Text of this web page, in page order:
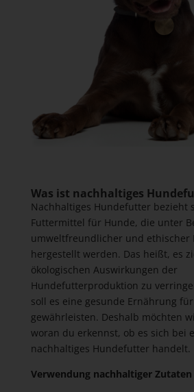
Was ist nachhaltiges
Nachhaltiges Hundefutter bezieht
Futtermittel für Hunde, die unter
umweltfreundlicher und ethischer
hergestellt werden. Das heißt, es
ökologischen Auswirkungen der
Hundefutterproduktion zu
soll es eine gesunde Ernährung
gewährleisten. Deshalb möchten
woran du erkennst, ob es sich bei
nachhaltiges Hundefutter handelt.
Verwendung nachhaltiger Zutaten